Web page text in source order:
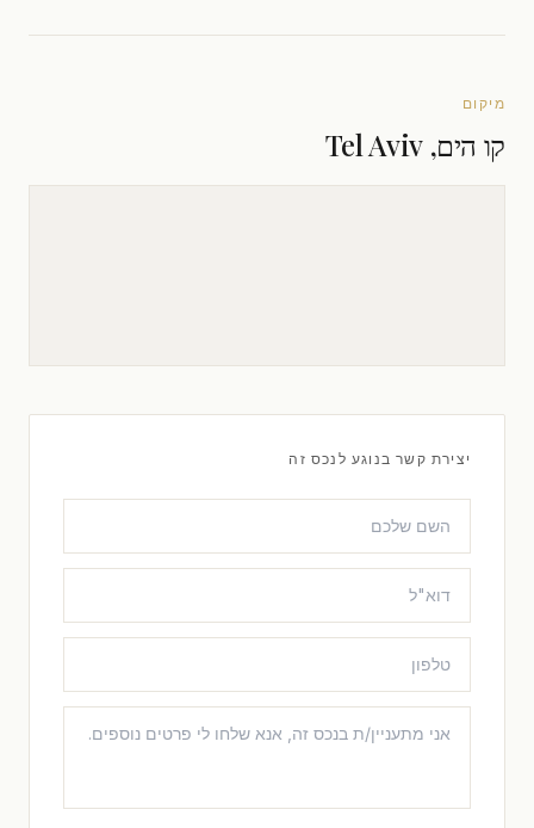
מיקום
קו הים, Tel Aviv
יצירת קשר בנוגע לנכס זה